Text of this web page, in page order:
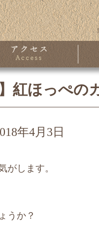
紅ほっぺの
年4月3日
がします。
うか？